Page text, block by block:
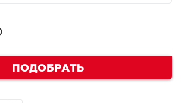
ПОДОБРАТЬ